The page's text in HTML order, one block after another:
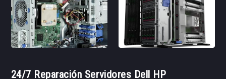
24/7 Reparación Servidores Dell HP